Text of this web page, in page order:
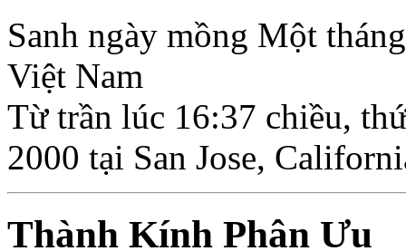
Sanh ngày mồng Một
Việt Nam
Từ trần lúc 16:37 chiều,
2000 tại San Jose,
Thành Kính Phân Ưu